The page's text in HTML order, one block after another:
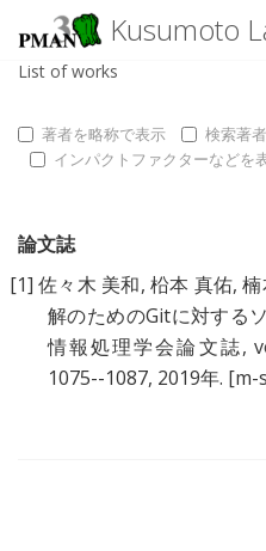
Kusumoto
List of works
著者を略称で表示 検索著
インパクトファクターなどを
論文誌
[1] 佐々木 美和, 柗本 真佑,
解のためのGitに対する
情報処理学会論文誌,
1075--1087, 2019年. [m-